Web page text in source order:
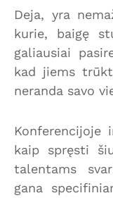
Deja, yra
kurie, baigę
galiausiai
kad jiems
neranda savo
Konferencijoje
kaip spręsti
talentams
gana